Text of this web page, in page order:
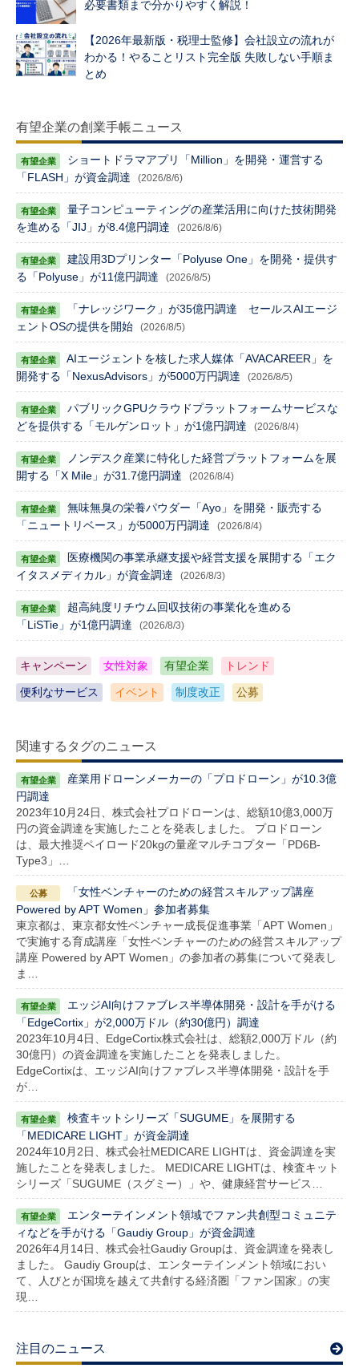
必要書類まで分かりやすく解説！
【2026年最新版・税理士監修】会社設立の流れが
わかる！やることリスト完全版 失敗しない手順ま
とめ
有望企業の創業手帳ニュース
ショートドラマアプリ「Million」を開発・運営する
「FLASH」が資金調達
(2026/8/6)
量子コンピューティングの産業活用に向けた技術開発
を進める「JIJ」が8.4億円調達
(2026/8/6)
建設用3Dプリンター「Polyuse One」を開発・提供す
る「Polyuse」が11億円調達
(2026/8/5)
「ナレッジワーク」が35億円調達 セールスAIエージ
ェントOSの提供を開始
(2026/8/5)
AIエージェントを核した求人媒体「AVACAREER」を
開発する「NexusAdvisors」が5000万円調達
(2026/8/5)
パブリックGPUクラウドプラットフォームサービスな
どを提供する「モルゲンロット」が1億円調達
(2026/8/4)
ノンデスク産業に特化した経営プラットフォームを展
開する「X Mile」が31.7億円調達
(2026/8/4)
無味無臭の栄養パウダー「Ayo」を開発・販売する
「ニュートリベース」が5000万円調達
(2026/8/4)
医療機関の事業承継支援や経営支援を展開する「エク
イタスメディカル」が資金調達
(2026/8/3)
超高純度リチウム回収技術の事業化を進める
「LiSTie」が1億円調達
(2026/8/3)
キャンペーン 女性対象 有望企業 トレンド
便利なサービス イベント 制度改正 公募
関連するタグのニュース
産業用ドローンメーカーの「プロドローン」が10.3億
円調達
2023年10月24日、株式会社プロドローンは、総額10億3,000万
円の資金調達を実施したことを発表しました。 プロドローン
は、最大推奨ペイロード20kgの量産マルチコプター「PD6B-
Type3」…
「女性ベンチャーのための経営スキルアップ講座
Powered by APT Women」参加者募集
東京都は、東京都女性ベンチャー成長促進事業「APT Women」
で実施する育成講座「女性ベンチャーのための経営スキルアップ
講座 Powered by APT Women」の参加者の募集について発表し
ま…
エッジAI向けファブレス半導体開発・設計を手がける
「EdgeCortix」が2,000万ドル（約30億円）調達
2023年10月4日、EdgeCortix株式会社は、総額2,000万ドル（約
30億円）の資金調達を実施したことを発表しました。
EdgeCortixは、エッジAI向けファブレス半導体開発・設計を手
が…
検査キットシリーズ「SUGUME」を展開する
「MEDICARE LIGHT」が資金調達
2024年10月2日、株式会社MEDICARE LIGHTは、資金調達を実
施したことを発表しました。 MEDICARE LIGHTは、検査キット
シリーズ「SUGUME（スグミー）」や、健康経営サービス…
エンターテインメント領域でファン共創型コミュニテ
ィなどを手がける「Gaudiy Group」が資金調達
2026年4月14日、株式会社Gaudiy Groupは、資金調達を発表し
ました。 Gaudiy Groupは、エンターテインメント領域におい
て、人びとが国境を越えて共創する経済圏「ファン国家」の実
現…
注目のニュース